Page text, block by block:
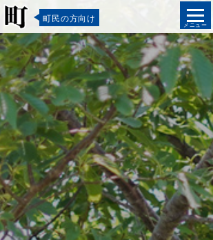
町民の方向け
メニュー